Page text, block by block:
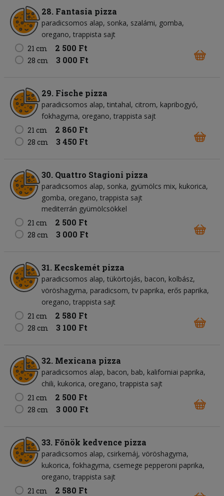
28. Fantasia pizza
paradicsomos alap sonka szalámi gomba
oregano trappista sajt
21 cm
2 500 Ft
28 cm 3 000 Ft
29. Fische pizza
paradicsomos alap tintahal citrom kapribogyó
fokhagyma oregano trappista sajt
21 cm
2 860 Ft
28 cm 3 450 Ft
30. Quattro Stagioni pizza
paradicsomos alap sonka gyümölcs mix kukorica
gomba oregano trappista sajt
mediterrán gyümölcsökkel
21 cm
2 500 Ft
28 cm 3 000 Ft
31. Kecskemét pizza
paradicsomos alap tükörtojás bacon kolbász
vöröshagyma paradicsom tv paprika erős paprika
oregano trappista sajt
21 cm
2 580 Ft
28 cm 3 100 Ft
32. Mexicana pizza
paradicsomos alap bacon bab kaliforniai paprika
chili kukorica oregano trappista sajt
21 cm
2 500 Ft
28 cm 3 000 Ft
33. Főnök kedvence pizza
paradicsomos alap csirkemáj vöröshagyma
kukorica fokhagyma csemege pepperoni paprika
oregano trappista sajt
21 cm
2 580 Ft